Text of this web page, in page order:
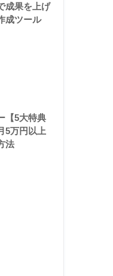
成果を上げ
成ツール
【5大特典
5万円以上
法